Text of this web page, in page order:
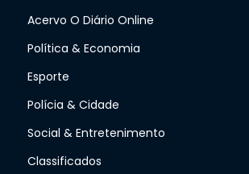
Acervo O Diário Online
Política & Economia
Esporte
Polícia & Cidade
Social & Entretenimento
Classificados